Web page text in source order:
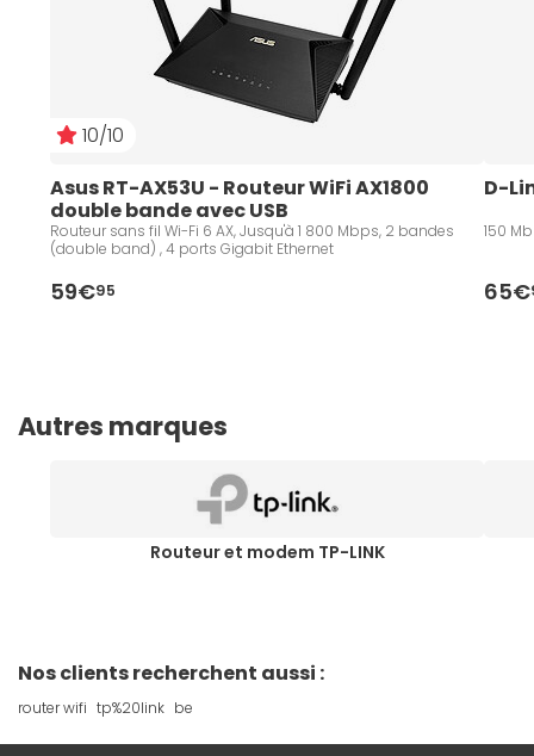
10/10
Asus RT-AX53U - Routeur WiFi AX1800
double bande avec USB
Routeur sans fil Wi-Fi 6 AX, Jusqu'à 1 800 Mbps, 2 bandes
(double band) , 4 ports Gigabit Ethernet
59€95
D-
150
65€
Autres marques
Routeur et modem TP-LINK
Nos clients recherchent aussi :
router wifi tp%20link be